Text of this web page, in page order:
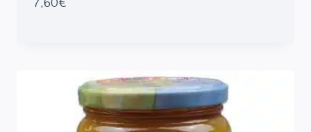
5.00
7,60€